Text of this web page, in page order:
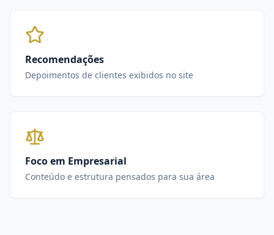
Recomendações
Depoimentos de clientes exibidos no site
Foco em Empresarial
Conteúdo e estrutura pensados para sua área